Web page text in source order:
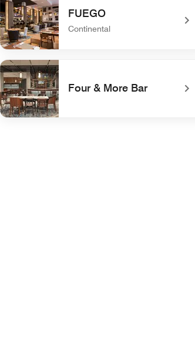
FUEGO
Continental
undefined FUEGO
Four & More Bar